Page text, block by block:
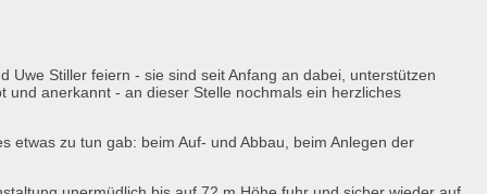
Stiller feiern - sie sind seit Anfang an dabei, unterstützen
anerkannt - an dieser Stelle nochmals ein herzliches
etwas zu tun gab: beim Auf- und Abbau, beim Anlegen der